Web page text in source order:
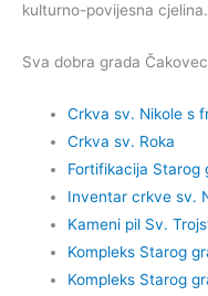
kulturno-povijesna cjelina.
Sva dobra grada
Crkva sv. Nikole s
Crkva sv. Roka
Fortifikacija Starog
Inventar crkve sv.
Kameni pil Sv.
Kompleks Starog
Kompleks Starog